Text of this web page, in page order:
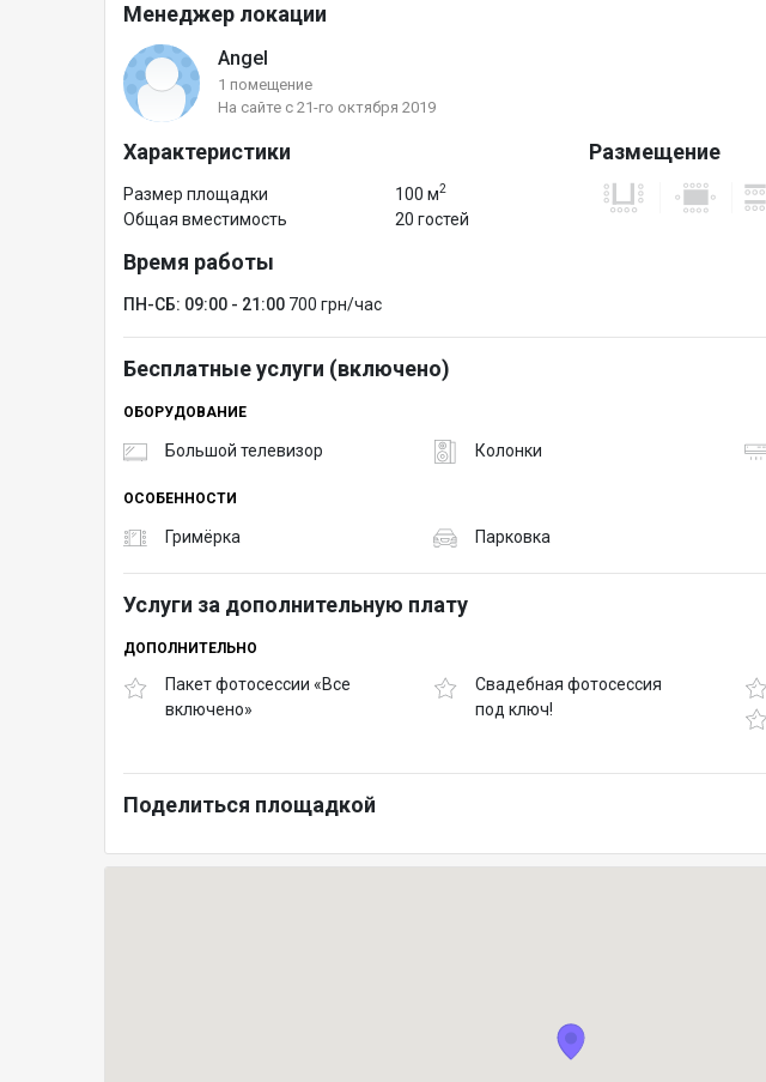
Менеджер локации
Angel
1 помещение
На сайте с 21-го октября 2019
Характеристики
Размер площадки 100 м2
Общая вместимость 20 гостей
Размещение
Время работы
ПН-СБ: 09:00 - 21:00 700 грн/час
Бесплатные услуги (включено)
ОБОРУДОВАНИЕ
Большой телевизор Колонки
ОСОБЕННОСТИ
Гримёрка Парковка
Услуги за дополнительную плату
ДОПОЛНИТЕЛЬНО
Пакет фотосессии «Все
включено»
Свадебная фотосессия
под ключ!
Поделиться площадкой